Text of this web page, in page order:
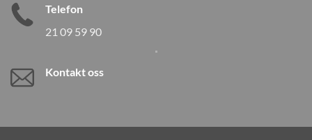
Telefon
21 09 59 90
Kontakt oss